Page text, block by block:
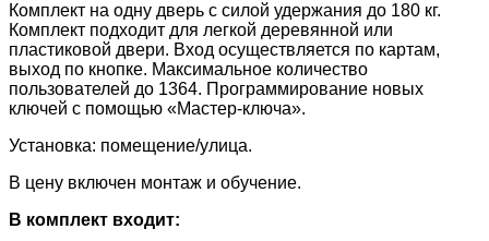
Комплект на одну дверь с силой удержания до 180 кг.
Комплект подходит для легкой деревянной или
пластиковой двери. Вход осуществляется по картам,
выход по кнопке. Максимальное количество
пользователей до 1364. Программирование новых
ключей с помощью «Мастер-ключа».
Установка: помещение/улица.
В цену включен монтаж и обучение.
В комплект входит: